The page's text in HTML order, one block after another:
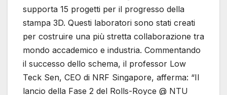
supporta 15 progetti per il progresso della
stampa 3D. Questi laboratori sono stati creati
per costruire una più stretta collaborazione tra
mondo accademico e industria. Commentando
il successo dello schema, il professor Low
Teck Sen, CEO di NRF Singapore, afferma: “Il
lancio della Fase 2 del Rolls-Royce @ NTU